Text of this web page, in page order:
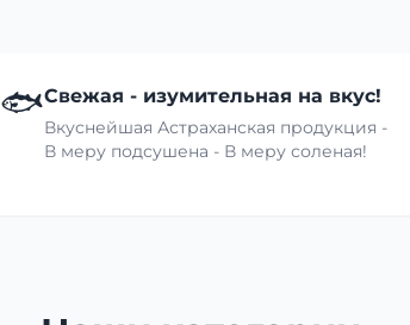
🐟Свежая - изумительная на вкус!
Вкуснейшая Астраханская продукция -
В меру подсушена - В меру соленая!